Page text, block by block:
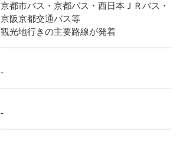
京都市バス・京都バス・西日本ＪＲバス・
京阪京都交通バス等
観光地行きの主要路線が発着
-
-